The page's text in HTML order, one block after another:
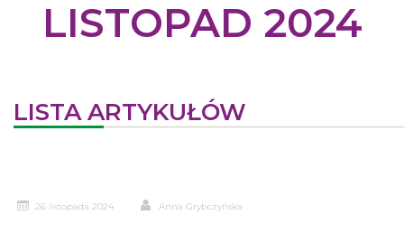
LISTOPAD 2024
LISTA ARTYKUŁÓW
26 listopada 2024 Anna Grybczyńska